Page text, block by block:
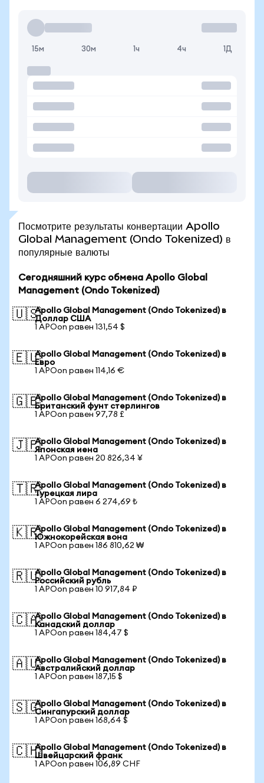
15м 30м 1ч 4ч 1Д
Посмотрите результаты конвертации Apollo
Global Management (Ondo Tokenized) в
популярные валюты
Сегодняшний курс обмена Apollo Global
Management (Ondo Tokenized)
🇺🇸Apollo Global Management (Ondo Tokenized) в
Доллар США
1 APOon равен 131,54 $
🇪🇺Apollo Global Management (Ondo Tokenized) в
Евро
1 APOon равен 114,16 €
🇬🇧Apollo Global Management (Ondo Tokenized) в
Британский фунт стерлингов
1 APOon равен 97,78 £
🇯🇵Apollo Global Management (Ondo Tokenized) в
Японская иена
1 APOon равен 20 826,34 ¥
🇹🇷Apollo Global Management (Ondo Tokenized) в
Турецкая лира
1 APOon равен 6 274,69 ₺
🇰🇷Apollo Global Management (Ondo Tokenized) в
Южнокорейская вона
1 APOon равен 186 810,62 ₩
🇷🇺Apollo Global Management (Ondo Tokenized) в
Российский рубль
1 APOon равен 10 917,84 ₽
🇨🇦Apollo Global Management (Ondo Tokenized) в
Канадский доллар
1 APOon равен 184,47 $
🇦🇺Apollo Global Management (Ondo Tokenized) в
Австралийский доллар
1 APOon равен 187,15 $
🇸🇬Apollo Global Management (Ondo Tokenized) в
Сингапурский доллар
1 APOon равен 168,64 $
🇨🇭Apollo Global Management (Ondo Tokenized) в
Швейцарский франк
1 APOon равен 106,89 CHF